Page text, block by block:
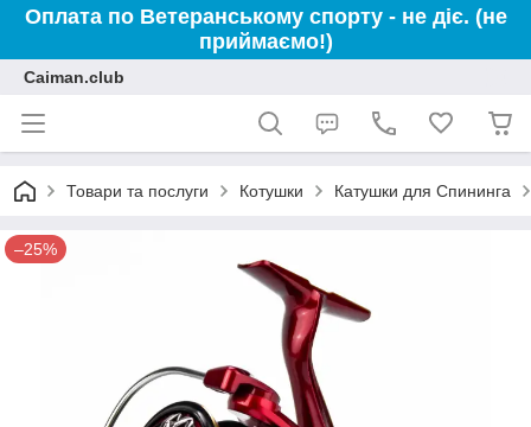
Оплата по Ветеранському спорту - не діє. (не
приймаємо!)
Caiman.club
Товари та послуги Котушки Катушки для Спининга
–25%